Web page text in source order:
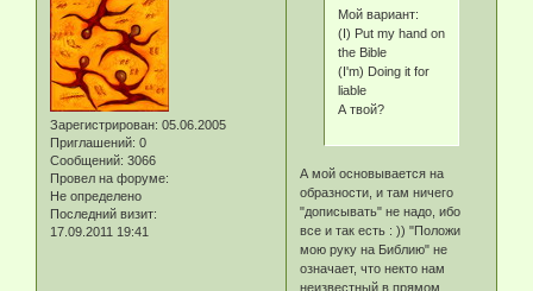
Зарегистрирован: 05.06.2005
Приглашений: 0
Сообщений: 3066
Провел на форуме:
Не определено
Последний визит:
17.09.2011 19:41
Мой вариант:
(I) Put my hand on
the Bible
(I'm) Doing it for
liable
А твой?
А мой основывается на
образности, и там ничего
"дописывать" не надо, ибо
все и так есть : )) "Положи
мою руку на Библию" не
означает, что некто нам
неизвестный в прямом